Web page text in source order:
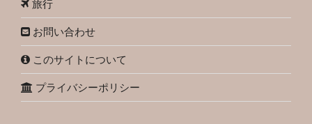
旅行
お問い合わせ
このサイトについて
プライバシーポリシー